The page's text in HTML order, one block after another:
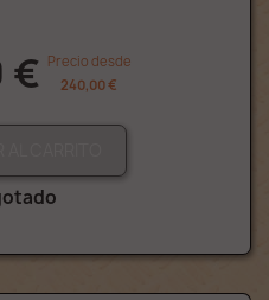
€ Precio desde
240,00 €